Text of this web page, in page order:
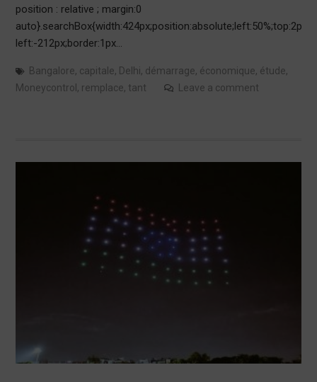
position : relative ; margin:0
left:-212px;border:1px…
Bangalore, capitale, Delhi, démarrage, économique, étude,
Moneycontrol , remplace, tant Leave a comment